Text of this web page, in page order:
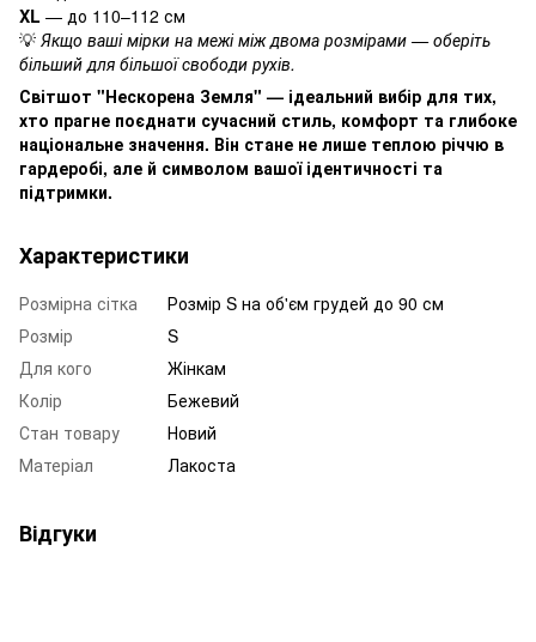
XL — до 110–112 см
💡 Якщо ваші мірки на межі між двома розмірами — оберіть
більший для більшої свободи рухів.
Світшот "Нескорена Земля" — ідеальний вибір для тих,
хто прагне поєднати сучасний стиль, комфорт та глибоке
національне значення. Він стане не лише теплою річчю в
гардеробі, але й символом вашої ідентичності та
підтримки.
Характеристики
Розмірна сітка
Розмір S на об'єм грудей до 90 см
Розмір
S
Для кого
Жінкам
Колір
Бежевий
Стан товару
Новий
Матеріал
Лакоста
Відгуки